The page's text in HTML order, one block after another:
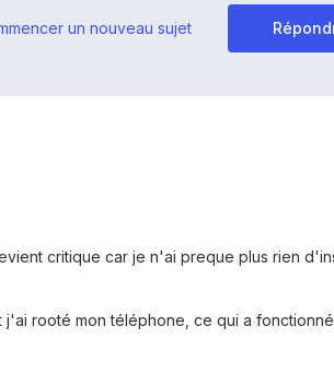
un nouveau sujet
critique car je n'ai preque plus rien
rooté mon téléphone, ce qui a